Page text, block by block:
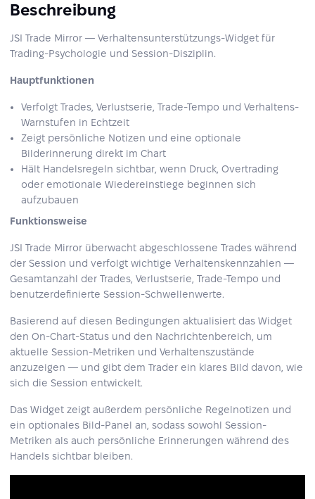
Beschreibung
JSI Trade Mirror — Verhaltensunterstützungs-Widget für
Trading-Psychologie und Session-Disziplin.
Hauptfunktionen
Verfolgt Trades, Verlustserie, Trade-Tempo und Verhaltens-
Warnstufen in Echtzeit
Zeigt persönliche Notizen und eine optionale
Bilderinnerung direkt im Chart
Hält Handelsregeln sichtbar, wenn Druck, Overtrading
oder emotionale Wiedereinstiege beginnen sich
aufzubauen
Funktionsweise
JSI Trade Mirror überwacht abgeschlossene Trades während
der Session und verfolgt wichtige Verhaltenskennzahlen —
Gesamtanzahl der Trades, Verlustserie, Trade-Tempo und
benutzerdefinierte Session-Schwellenwerte.
Basierend auf diesen Bedingungen aktualisiert das Widget
den On-Chart-Status und den Nachrichtenbereich, um
aktuelle Session-Metriken und Verhaltenszustände
anzuzeigen — und gibt dem Trader ein klares Bild davon, wie
sich die Session entwickelt.
Das Widget zeigt außerdem persönliche Regelnotizen und
ein optionales Bild-Panel an, sodass sowohl Session-
Metriken als auch persönliche Erinnerungen während des
Handels sichtbar bleiben.